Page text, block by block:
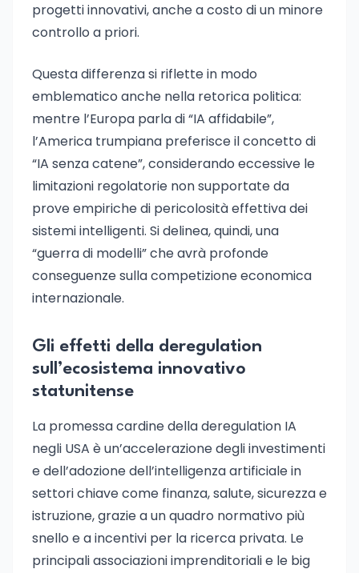
progetti innovativi, anche a costo di un minore
controllo a priori.
Questa differenza si riflette in modo
emblematico anche nella retorica politica:
mentre l’Europa parla di “IA affidabile”,
l’America trumpiana preferisce il concetto di
“IA senza catene”, considerando eccessive le
limitazioni regolatorie non supportate da
prove empiriche di pericolosità effettiva dei
sistemi intelligenti. Si delinea, quindi, una
“guerra di modelli” che avrà profonde
conseguenze sulla competizione economica
internazionale.
Gli effetti della deregulation
sull’ecosistema innovativo
statunitense
La promessa cardine della deregulation IA
negli USA è un’accelerazione degli investimenti
e dell’adozione dell’intelligenza artificiale in
settori chiave come finanza, salute, sicurezza e
istruzione, grazie a un quadro normativo più
snello e a incentivi per la ricerca privata. Le
principali associazioni imprenditoriali e le big